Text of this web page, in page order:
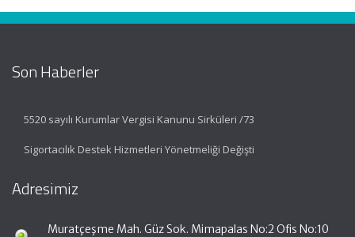
Son Haberler
5520 sayılı Kurumlar Vergisi Kanunu Sirküleri /73
Sigortacılık Destek Hizmetleri Yönetmeliği Değişti
Adresimiz
Muratçeşme Mah. Güz Sok. Mimapalas No:2 Ofis No:10